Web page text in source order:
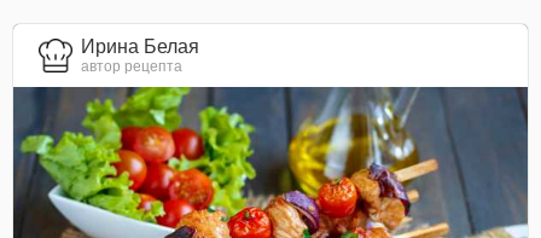
Ирина Белая
автор рецепта